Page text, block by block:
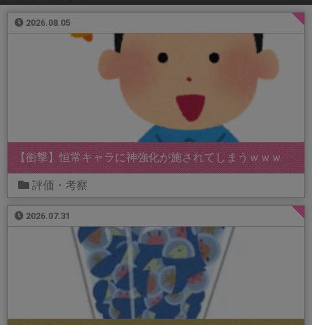
2026.08.05
【衝撃】恒常キャラに神強化が施されてしまうｗｗｗ
評価・考察
2026.07.31